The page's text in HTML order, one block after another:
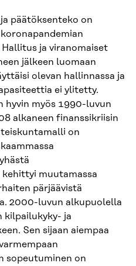
päätöksenteko on
ja viranomaiset
jälkeen luomaan
olevan hallinnassa ja
ei ylitetty.
hyvin myös 1990-luvun
alkaneen finanssikriisin
on
muutamassa
pärjäävistä
2000-luvun alkupuolella
kilpailukyky- ja
Sen sijaan aiempaa
sopeutuminen on